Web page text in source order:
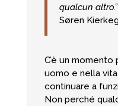
qualcun altro.”
Søren
C’è un
uomo e nella vita
continuare a
Non perché